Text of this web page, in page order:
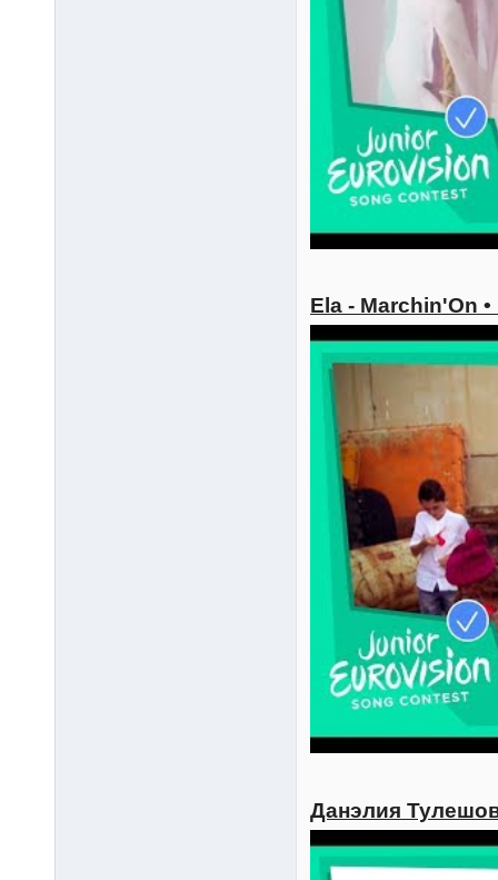
Ela - Marchin'On
Данэлия